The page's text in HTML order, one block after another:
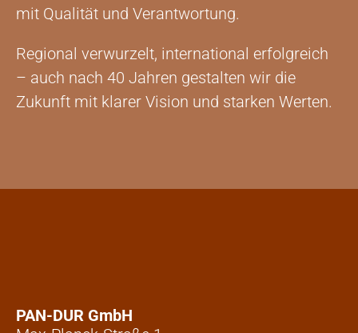
mit Qualität und Verantwortung.
Regional verwurzelt, international erfolgreich
– auch nach 40 Jahren gestalten wir die
Zukunft mit klarer Vision und starken Werten.
PAN-DUR GmbH